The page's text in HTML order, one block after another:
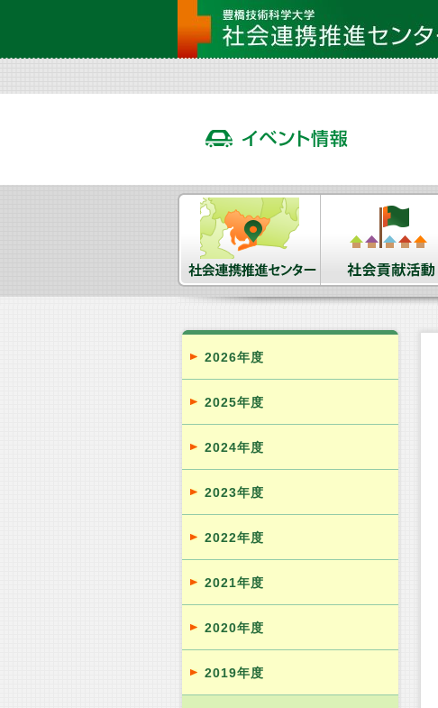
2026年度
2025年度
2024年度
2023年度
2022年度
2021年度
2020年度
2019年度